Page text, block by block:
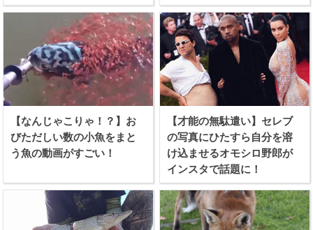
【なんじゃこりゃ！？】お
びただしい数の小魚をまと
う魚の動画がすごい！
【才能の無駄遣い】セレブ
の写真にひたすら自分を溶
け込ませるオモシロ野郎が
インスタで話題に！